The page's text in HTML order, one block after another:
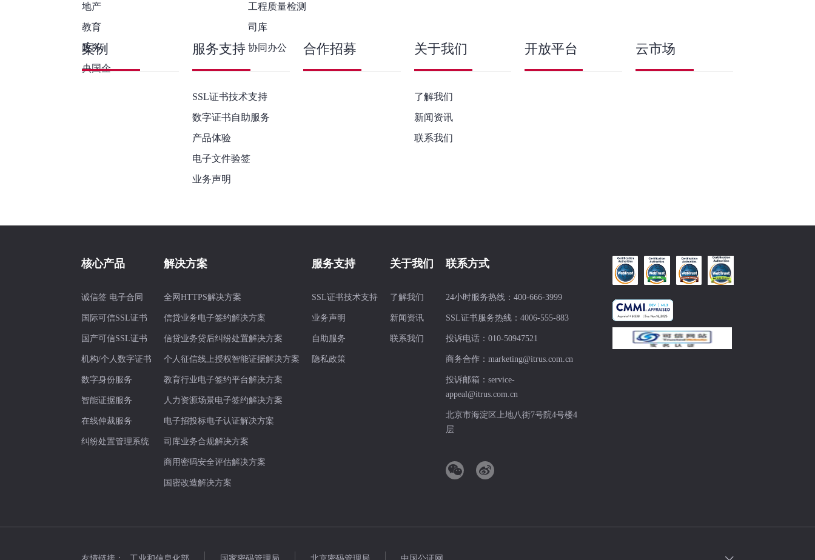
地产
教育
政务
央国企
工程质量检测
司库
协同办公
案例 服务支持
SSL证书技术支持
数字证书自助服务
产品体验
电子文件验签
业务声明
合作招募 关于我们
了解我们
新闻资讯
联系我们
开放平台 云市场
核心产品
诚信签 电子合同
国际可信SSL证书
国产可信SSL证书
机构/个人数字证书
数字身份服务
智能证据服务
在线仲裁服务
纠纷处置管理系统
解决方案
全网HTTPS解决方案
信贷业务电子签约解决方案
信贷业务贷后纠纷处置解决方案
个人征信线上授权智能证据解决方案
教育行业电子签约平台解决方案
人力资源场景电子签约解决方案
电子招投标电子认证解决方案
司库业务合规解决方案
商用密码安全评估解决方案
国密改造解决方案
服务支持
SSL证书技术支持
业务声明
自助服务
隐私政策
关于我们
了解我们
新闻资讯
联系我们
联系方式
24小时服务热线：400-666-3999
SSL证书服务热线：4006-555-883
投诉电话：010-50947521
商务合作：marketing@itrus.com.cn
投诉邮箱：service-
appeal@itrus.com.cn
北京市海淀区上地八街7号院4号楼4
层
友情链接： 工业和信息化部 国家密码管理局 北京密码管理局 中国公证网